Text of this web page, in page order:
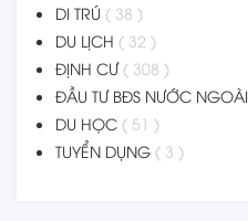
DI TRÚ ( 38 )
DU LỊCH ( 32 )
ĐỊNH CƯ ( 308 )
ĐẦU TƯ BĐS NƯỚC NGOÀI
DU HỌC ( 51 )
TUYỂN DỤNG ( 3 )